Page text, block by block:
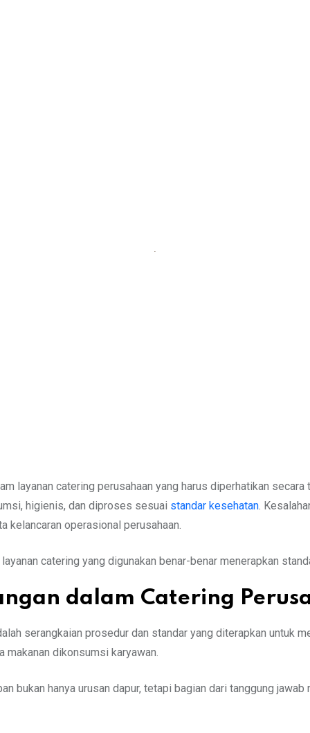
layanan catering perusahaan yang harus diperhatikan
higienis, dan diproses sesuai standar kesehatan.
kelancaran operasional perusahaan.
catering yang digunakan benar-benar menerapkan
dalam Catering
serangkaian prosedur dan standar yang diterapkan untuk
makanan dikonsumsi karyawan.
bukan hanya urusan dapur, tetapi bagian dari tanggung